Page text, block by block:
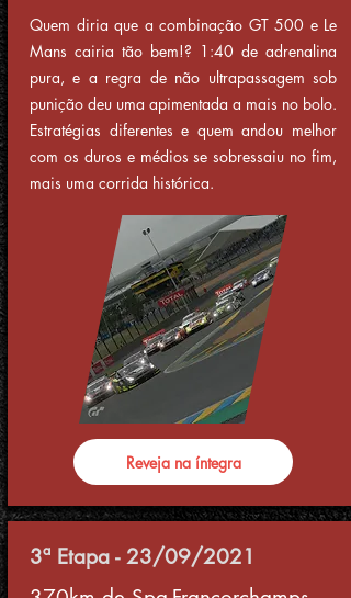
Quem diria que a combinação GT 500 e Le
Mans cairia tão bem!? 1:40 de adrenalina
pura, e a regra de não ultrapassagem sob
punição deu uma apimentada a mais no bolo.
Estratégias diferentes e quem andou melhor
com os duros e médios se sobressaiu no fim,
mais uma corrida histórica.
Reveja na íntegra
3ª Etapa - 23/09/2021